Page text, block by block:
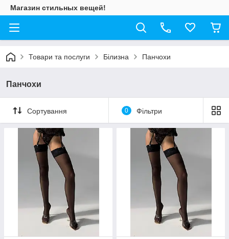
Магазин стильных вещей!
Товари та послуги Білизна Панчохи
Панчохи
Сортування 0 Фільтри